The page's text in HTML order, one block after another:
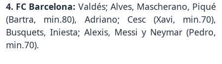
4. FC Barcelona: Valdés; Alves, Mascherano, Piqué
(Bartra, min.80), Adriano; Cesc (Xavi, min.70),
Busquets, Iniesta; Alexis, Messi y Neymar (Pedro,
min.70).